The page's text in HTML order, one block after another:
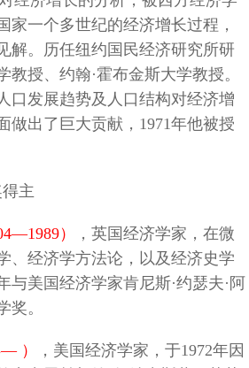
家一个多世纪的经济增长过程，
解。历任纽约国民经济研究所研
教授、约翰·霍布金斯大学教授。
口发展趋势及人口结构对经济增
做出了巨大贡献，1971年他被授
主
）
，英国经济学家，在微
、经济学方法论，以及经济史学
与美国经济学家肯尼斯·约瑟夫·阿
奖。
— ）
，美国经济学家，于1972年因